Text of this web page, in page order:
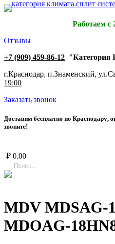
Работаем с
Отзывы
+7 (909) 459-86-12 "Категория
г.Краснодар, п.Знаменский,
19:00
Заказать звонок
Доставим бесплатно по Краснодару, о
звоните!
₽ 0.00
MDV MDSAG-
MDOAG-